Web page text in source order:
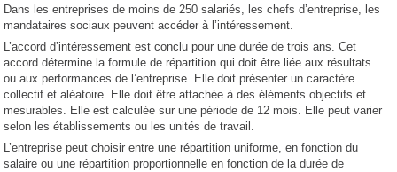
Dans les entreprises de moins de 250 salariés, les chefs d’entreprise, les
mandataires sociaux peuvent accéder à l’intéressement.
L’accord d’intéressement est conclu pour une durée de trois ans. Cet
accord détermine la formule de répartition qui doit être liée aux résultats
ou aux performances de l’entreprise. Elle doit présenter un caractère
collectif et aléatoire. Elle doit être attachée à des éléments objectifs et
mesurables. Elle est calculée sur une période de 12 mois. Elle peut varier
selon les établissements ou les unités de travail.
L’entreprise peut choisir entre une répartition uniforme, en fonction du
salaire ou une répartition proportionnelle en fonction de la durée de